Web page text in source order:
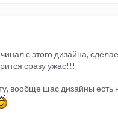
с этого дизайна,
сразу ужас!!!
вообще щас дизайны